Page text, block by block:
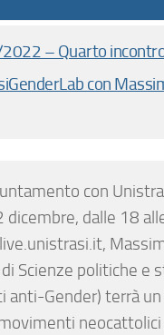
– Quarto
con
con
dicembre, dalle 18
Scienze politiche e
anti-Gender) terrà un